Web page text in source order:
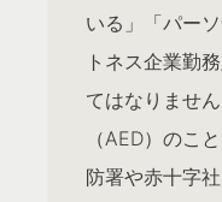
いる」「パー
トネス企業勤
てはなりませ
（AED）のこ
防署や赤十字